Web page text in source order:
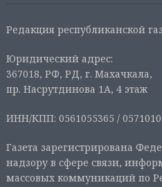
Редакция республиканской
Юридический адрес:
367018, РФ, РД, г. Махачкала,
пр. Насрутдинова 1А, 4 этаж
ИНН/КПП: 0561055365 /
Газета зарегистрирована
надзору в сфере связи,
массовых коммуникаций по